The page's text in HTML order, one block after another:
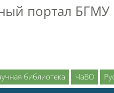
портал БГМУ
библиотека ЧаВО